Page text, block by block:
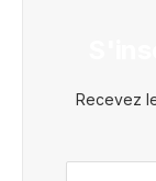
Recevez